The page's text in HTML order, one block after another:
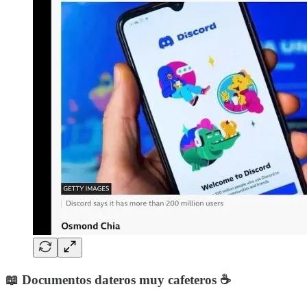
📖 Documentos dateros muy cafeteros ☕️